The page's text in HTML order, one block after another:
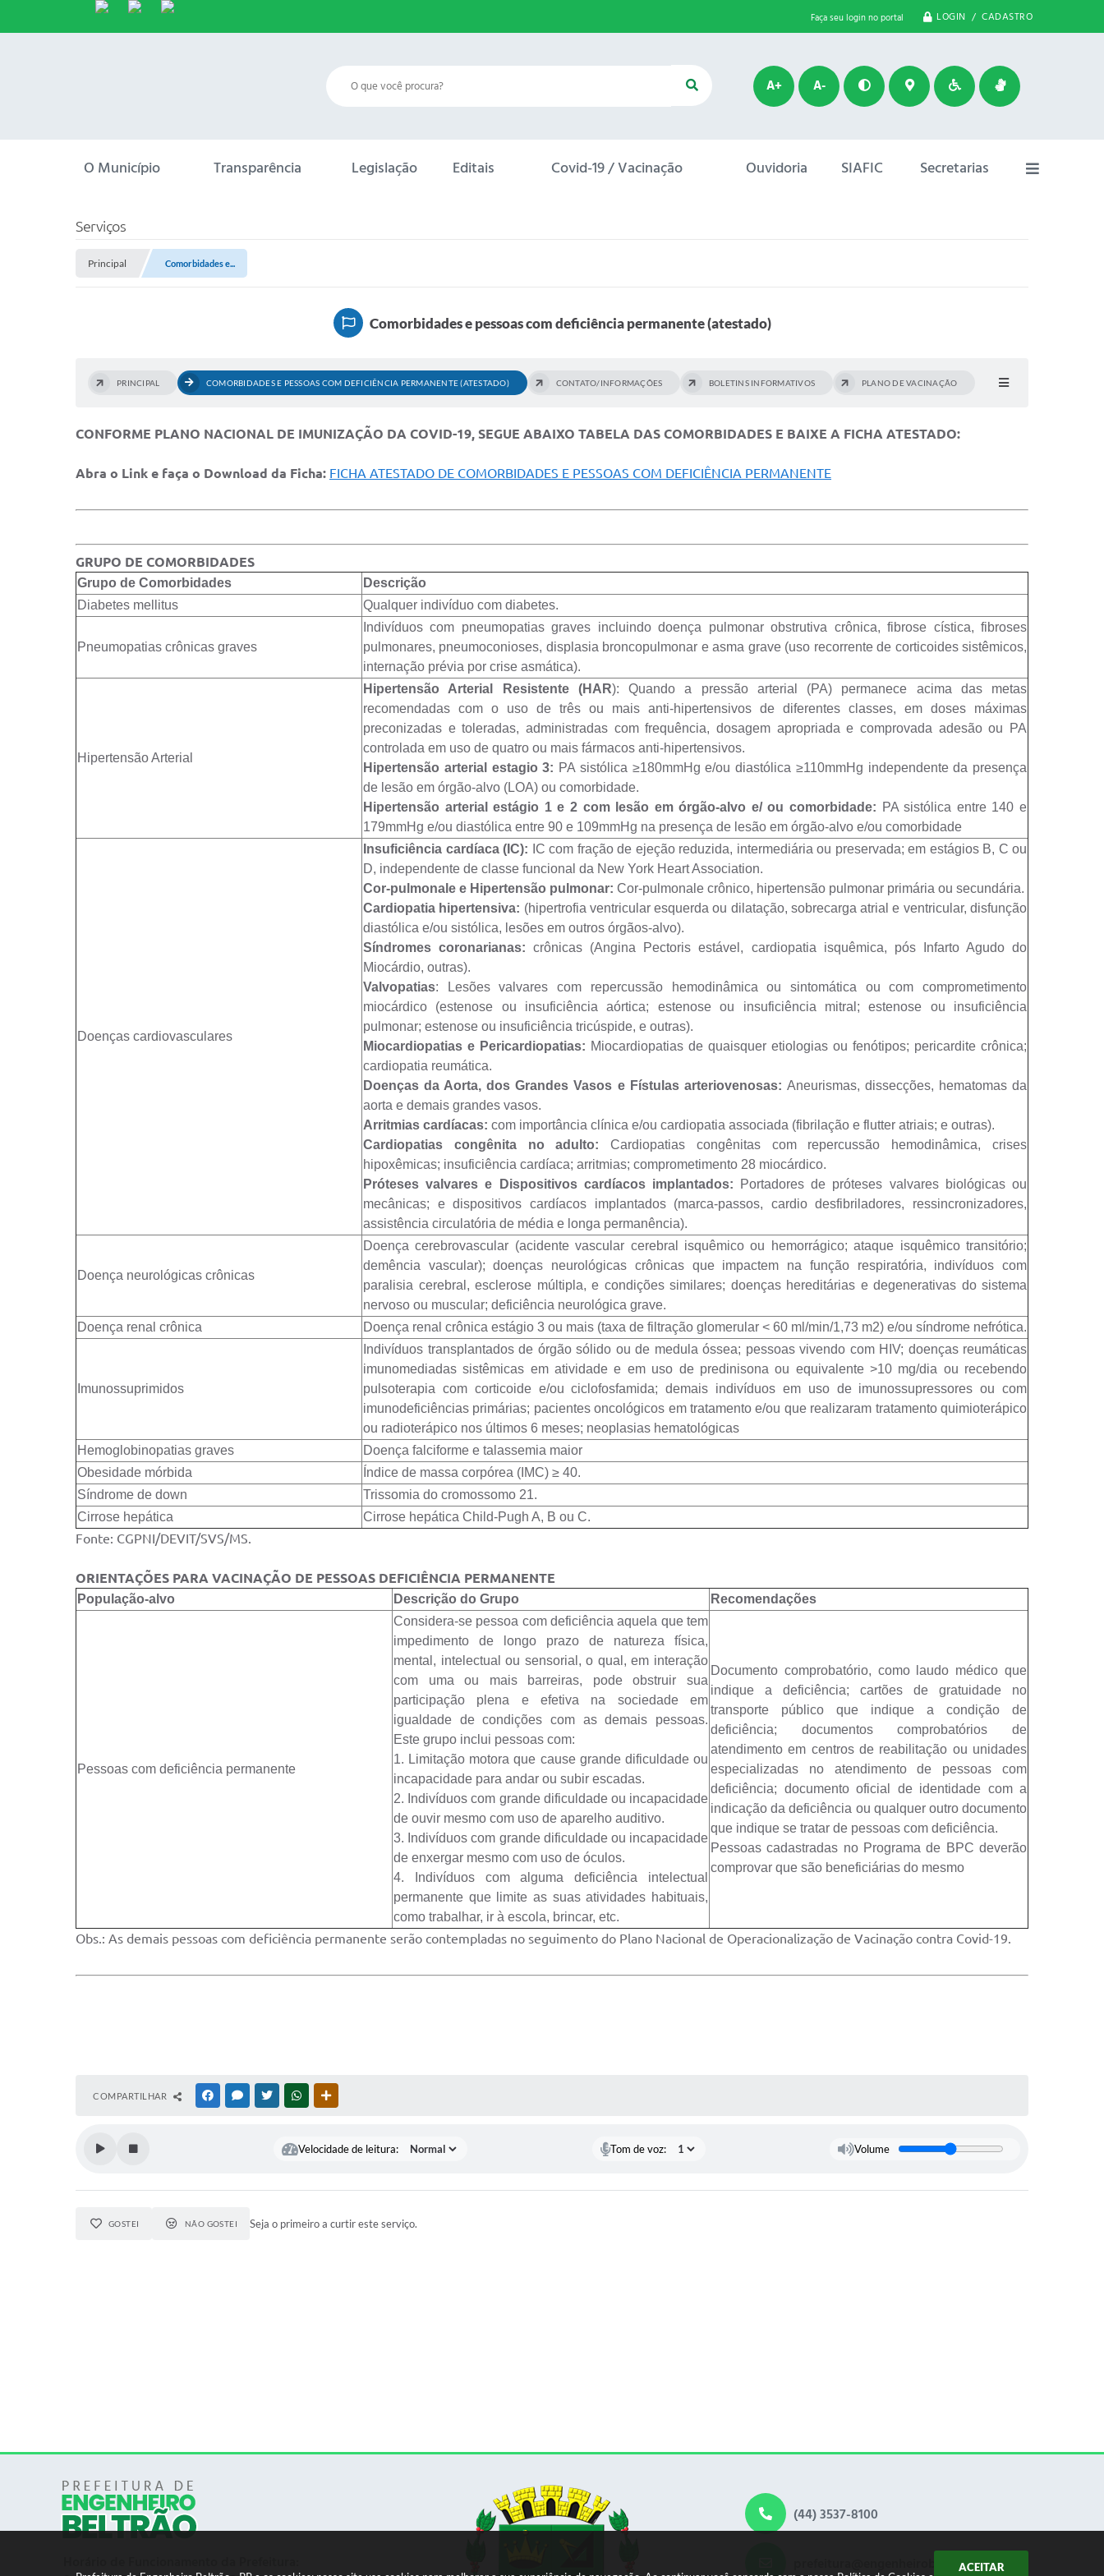
ACEITAR
Faça seu login no portal LOGIN / CADASTRO
A+ A-
O Município Transparência Legislação Editais Covid-19 / Vacinação Ouvidoria SIAFIC Secretarias
Serviços
Principal Comorbidades e...
Comorbidades e pessoas com deficiência permanente (atestado)
PRINCIPAL COMORBIDADES E PESSOAS COM DEFICIÊNCIA PERMANENTE (ATESTADO) CONTATO/INFORMAÇÕES BOLETINS INFORMATIVOS PLANO DE VACINAÇÃO
CONFORME PLANO NACIONAL DE IMUNIZAÇÃO DA COVID-19, SEGUE ABAIXO TABELA DAS COMORBIDADES E BAIXE A FICHA ATESTADO:
Abra o Link e faça o Download da Ficha: FICHA ATESTADO DE COMORBIDADES E PESSOAS COM DEFICIÊNCIA PERMANENTE
GRUPO DE COMORBIDADES
Grupo de Comorbidades
Descrição
Diabetes mellitus
Qualquer indivíduo com diabetes.
Pneumopatias crônicas graves
Indivíduos com pneumopatias graves incluindo doença pulmonar obstrutiva crônica, fibrose cística, fibroses
pulmonares, pneumoconioses, displasia broncopulmonar e asma grave (uso recorrente de corticoides sistêmicos,
internação prévia por crise asmática).
Hipertensão Arterial
Hipertensão Arterial Resistente (HAR): Quando a pressão arterial (PA) permanece acima das metas
recomendadas com o uso de três ou mais anti-hipertensivos de diferentes classes, em doses máximas
preconizadas e toleradas, administradas com frequência, dosagem apropriada e comprovada adesão ou PA
controlada em uso de quatro ou mais fármacos anti-hipertensivos.
Hipertensão arterial estagio 3: PA sistólica ≥180mmHg e/ou diastólica ≥110mmHg independente da presença
de lesão em órgão-alvo (LOA) ou comorbidade.
Hipertensão arterial estágio 1 e 2 com lesão em órgão-alvo e/ ou comorbidade: PA sistólica entre 140 e
179mmHg e/ou diastólica entre 90 e 109mmHg na presença de lesão em órgão-alvo e/ou comorbidade
Doenças cardiovasculares
Insuficiência cardíaca (IC): IC com fração de ejeção reduzida, intermediária ou preservada; em estágios B, C ou
D, independente de classe funcional da New York Heart Association.
Cor-pulmonale e Hipertensão pulmonar: Cor-pulmonale crônico, hipertensão pulmonar primária ou secundária.
Cardiopatia hipertensiva: (hipertrofia ventricular esquerda ou dilatação, sobrecarga atrial e ventricular, disfunção
diastólica e/ou sistólica, lesões em outros órgãos-alvo).
Síndromes coronarianas: crônicas (Angina Pectoris estável, cardiopatia isquêmica, pós Infarto Agudo do
Miocárdio, outras).
Valvopatias: Lesões valvares com repercussão hemodinâmica ou sintomática ou com comprometimento
miocárdico (estenose ou insuficiência aórtica; estenose ou insuficiência mitral; estenose ou insuficiência
pulmonar; estenose ou insuficiência tricúspide, e outras).
Miocardiopatias e Pericardiopatias: Miocardiopatias de quaisquer etiologias ou fenótipos; pericardite crônica;
cardiopatia reumática.
Doenças da Aorta, dos Grandes Vasos e Fístulas arteriovenosas: Aneurismas, dissecções, hematomas da
aorta e demais grandes vasos.
Arritmias cardíacas: com importância clínica e/ou cardiopatia associada (fibrilação e flutter atriais; e outras).
Cardiopatias congênita no adulto: Cardiopatias congênitas com repercussão hemodinâmica, crises
hipoxêmicas; insuficiência cardíaca; arritmias; comprometimento 28 miocárdico.
Próteses valvares e Dispositivos cardíacos implantados: Portadores de próteses valvares biológicas ou
mecânicas; e dispositivos cardíacos implantados (marca-passos, cardio desfibriladores, ressincronizadores,
assistência circulatória de média e longa permanência).
Doença neurológicas crônicas
Doença cerebrovascular (acidente vascular cerebral isquêmico ou hemorrágico; ataque isquêmico transitório;
demência vascular); doenças neurológicas crônicas que impactem na função respiratória, indivíduos com
paralisia cerebral, esclerose múltipla, e condições similares; doenças hereditárias e degenerativas do sistema
nervoso ou muscular; deficiência neurológica grave.
Doença renal crônica
Doença renal crônica estágio 3 ou mais (taxa de filtração glomerular < 60 ml/min/1,73 m2) e/ou síndrome nefrótica.
Imunossuprimidos
Indivíduos transplantados de órgão sólido ou de medula óssea; pessoas vivendo com HIV; doenças reumáticas
imunomediadas sistêmicas em atividade e em uso de predinisona ou equivalente >10 mg/dia ou recebendo
pulsoterapia com corticoide e/ou ciclofosfamida; demais indivíduos em uso de imunossupressores ou com
imunodeficiências primárias; pacientes oncológicos em tratamento e/ou que realizaram tratamento quimioterápico
ou radioterápico nos últimos 6 meses; neoplasias hematológicas
Hemoglobinopatias graves
Doença falciforme e talassemia maior
Obesidade mórbida
Índice de massa corpórea (IMC) ≥ 40.
Síndrome de down
Trissomia do cromossomo 21.
Cirrose hepática
Cirrose hepática Child-Pugh A, B ou C.
Fonte: CGPNI/DEVIT/SVS/MS.
ORIENTAÇÕES PARA VACINAÇÃO DE PESSOAS DEFICIÊNCIA PERMANENTE
População-alvo Descrição do Grupo Recomendações
Pessoas com deficiência permanente
Considera-se pessoa com deficiência aquela que tem
impedimento de longo prazo de natureza física,
mental, intelectual ou sensorial, o qual, em interação
com uma ou mais barreiras, pode obstruir sua
participação plena e efetiva na sociedade em
igualdade de condições com as demais pessoas.
Este grupo inclui pessoas com:
1. Limitação motora que cause grande dificuldade ou
incapacidade para andar ou subir escadas.
2. Indivíduos com grande dificuldade ou incapacidade
de ouvir mesmo com uso de aparelho auditivo.
3. Indivíduos com grande dificuldade ou incapacidade
de enxergar mesmo com uso de óculos.
4. Indivíduos com alguma deficiência intelectual
permanente que limite as suas atividades habituais,
como trabalhar, ir à escola, brincar, etc.
Documento comprobatório, como laudo médico que
indique a deficiência; cartões de gratuidade no
transporte público que indique a condição de
deficiência; documentos comprobatórios de
atendimento em centros de reabilitação ou unidades
especializadas no atendimento de pessoas com
deficiência; documento oficial de identidade com a
indicação da deficiência ou qualquer outro documento
que indique se tratar de pessoas com deficiência.
Pessoas cadastradas no Programa de BPC deverão
comprovar que são beneficiárias do mesmo
Obs.: As demais pessoas com deficiência permanente serão contempladas no seguimento do Plano Nacional de Operacionalização de Vacinação contra Covid-19.
COMPARTILHAR FACEBOOKMESSENGER
TWITTERWHATSAPP
Velocidade de leitura: Tom de voz: Volume
GOSTEI NÃO GOSTEI Seja o primeiro a curtir este serviço.
(44) 3537-8100
prefeitura@engenheirobeltrao.pr.gov.br